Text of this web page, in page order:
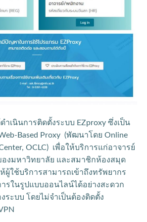
เนินการติดตั้งระบบ EZproxy ซึ่งเป็น
Based Proxy (พัฒนาโดย Online
OCLC) เพื่อให้บริการแก่อาจารย์
งมหาวิทยาลัย และสมาชิกห้องสมุด
ผู้ใช้บริการสามารถเข้าถึงทรัพยากร
รในรูปแบบออนไลน์ได้อย่างสะดวก
ระบบ โดยไม่จำเป็นต้องติดตั้ง